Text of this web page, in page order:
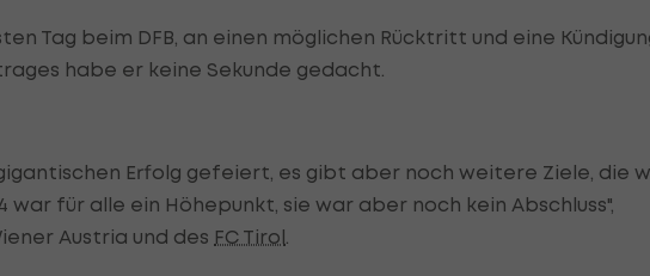
Tag beim DFB, an einen möglichen Rücktritt und eine
habe er keine Sekunde gedacht.
Erfolg gefeiert, es gibt aber noch weitere Ziele, die
war für alle ein Höhepunkt, sie war aber noch kein Abschluss",
Austria und des FC Tirol.